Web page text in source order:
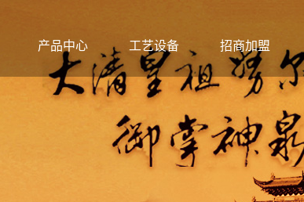
产品中心 工艺设备 招商加盟